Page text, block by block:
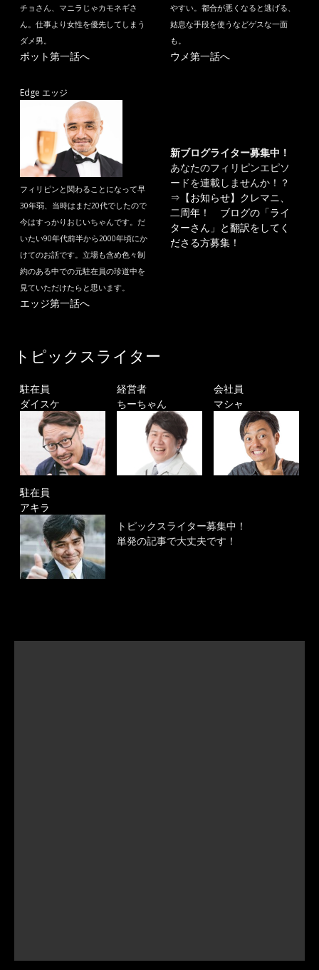
チョさん、マニラじゃカモネギさ
ん。仕事より女性を優先してしまう
ダメ男。
ポット第一話へ
やすい。都合が悪くなると逃げる、
姑息な手段を使うなどゲスな一面
も。
ウメ第一話へ
Edge エッジ
フィリピンと関わることになって早
30年弱、当時はまだ20代でしたので
今はすっかりおじいちゃんです。だ
いたい90年代前半から2000年頃にか
けてのお話です。立場も含め色々制
約のある中での元駐在員の珍道中を
見ていただけたらと思います。
エッジ第一話へ
新ブログライター募集中！
あなたのフィリピンエピソ
ードを連載しませんか！？
⇒ 【お知らせ】クレマニ、
二周年！ ブログの「ライ
ターさん」と翻訳をしてく
ださる方募集！
トピックスライター
駐在員
ダイスケ
経営者
ちーちゃん
会社員
マシャ
駐在員
アキラ
トピックスライター募集中！
単発の記事で大丈夫です！